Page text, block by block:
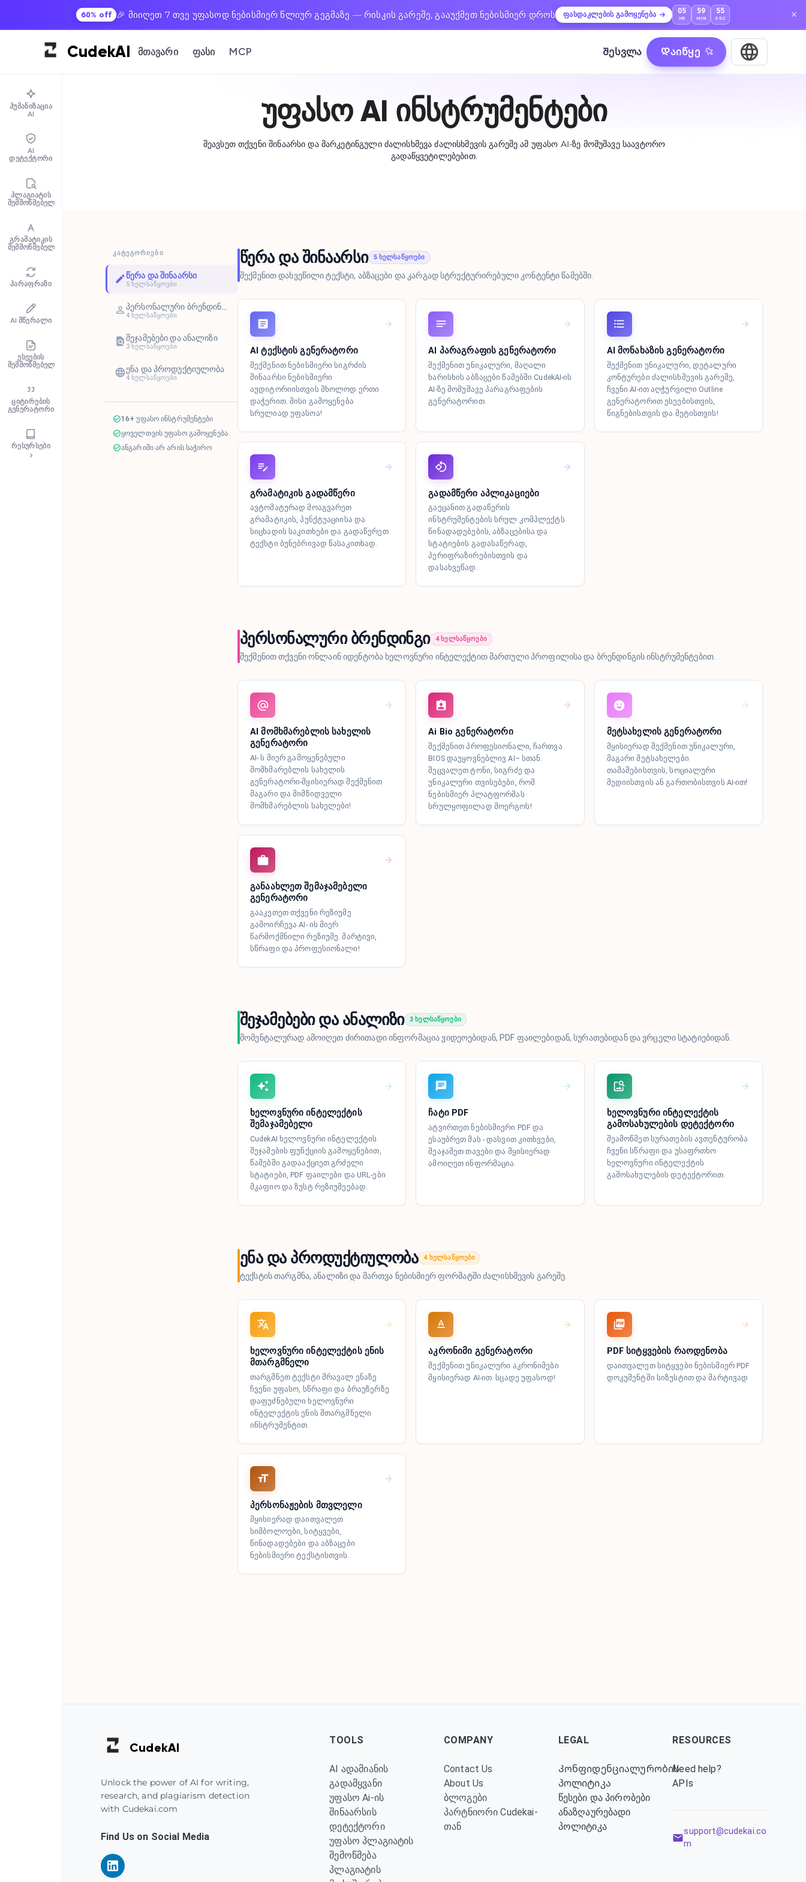
60% off 🎉 მიიღეთ 7 თვე უფასოდ ნებისმიერ წლიურ გეგმაზე — რისკის გარეშე, გააუქმეთ ნებისმიერ დროს ფასდაკლების გამოყენება 05
HR
59
MIN
54
SEC
CudekAI მთავარი ფასი MCP Შესვლა Დაიწყე
ჰუმანიზაცია
AI
AI
დეტექტორი
პლაგიატის
შემმოწმებელი
გრამატიკის
შემმოწმებელი
პარაფრაზი
AI მწერალი
ესეების
შემმოწმებელი
ციტირების
გენერატორი
რესურსები
უფასო AI ინსტრუმენტები
შეავსეთ თქვენი შინაარსი და მარკეტინგული ძალისხმევა ძალისხმევის გარეშე ამ უფასო AI-ზე მომუშავე საავტორო
გადაწყვეტილებებით.
ᲙᲐᲢᲔᲒᲝᲠᲘᲔᲑᲘ
წერა და შინაარსი
5 ხელსაწყოები
4 ხელსაწყოები
შეჯამებები და ანალიზი
3 ხელსაწყოები
ენა და პროდუქტიულობა
4 ხელსაწყოები
16+ უფასო ინსტრუმენტები
ყოველთვის უფასო გამოყენება
ანგარიში არ არის საჭირო
წერა და შინაარსი 5 ხელსაწყოები
შექმენით დახვეწილი ტექსტი, აბზაცები და კარგად სტრუქტურირებული კონტენტი წამებში.
AI ტექსტის გენერატორი
შექმენით ნებისმიერი სიგრძის
შინაარსი ნებისმიერი
აუდიტორიისთვის მხოლოდ ერთი
დაჭერით. მისი გამოყენება
სრულიად უფასოა!
AI პარაგრაფის გენერატორი
შექმენით უნიკალური, მაღალი
ხარისხის აბზაცები წამებში CudekAI-ის
AI-ზე მომუშავე პარაგრაფების
გენერატორით.
AI მონახაზის გენერატორი
შექმენით უნიკალური, დეტალური
კონტურები ძალისხმევის გარეშე,
ჩვენი AI-ით აღჭურვილი Outline
გენერატორით ესეებისთვის,
წიგნებისთვის და მეტისთვის!
გრამატიკის გადამწერი
ავტომატურად მოაგვარეთ
გრამატიკის, პუნქტუაციისა და
სიცხადის საკითხები და გადაწერეთ
ტექსტი ბუნებრივად წასაკითხად.
გადამწერი აპლიკაციები
გაეცანით გადაწერის
ინსტრუმენტების სრულ კომპლექტს
წინადადებების, აბზაცებისა და
სტატიების გადასაწერად,
პერიფრაზირებისთვის და
დასახვეწად.
პერსონალური ბრენდინგი 4 ხელსაწყოები
შექმენით თქვენი ონლაინ იდენტობა ხელოვნური ინტელექტით მართული პროფილისა და ბრენდინგის ინსტრუმენტებით.
AI მომხმარებლის სახელის
გენერატორი
AI- ს მიერ გამოყენებული
მომხმარებლის სახელის
გენერატორი-მყისიერად შექმენით
მაგარი და მიმზიდველი
მომხმარებლის სახელები!
Ai Bio გენერატორი
შექმენით პროფესიონალი, ჩართვა
BIOS დაუყოვნებლივ AI– სთან.
შეცვალეთ ტონი, სიგრძე და
უნიკალური თვისებები, რომ
ნებისმიერ პლატფორმას
სრულყოფილად მოერგოს!
მეტსახელის გენერატორი
მყისიერად შექმენით უნიკალური,
მაგარი მეტსახელები
თამაშებისთვის, სოციალური
მედიისთვის ან გართობისთვის AI-ით!
განაახლეთ შემაჯამებელი
გენერატორი
გააკეთეთ თქვენი რეზიუმე
გამოირჩევა AI- ის მიერ
წარმოქმნილი რეზიუმე. მარტივი,
სწრაფი და პროფესიონალი!
შეჯამებები და ანალიზი 3 ხელსაწყოები
მომენტალურად ამოიღეთ ძირითადი ინფორმაცია ვიდეოებიდან, PDF ფაილებიდან, სურათებიდან და ვრცელი სტატიებიდან.
ხელოვნური ინტელექტის
შემაჯამებელი
CudekAI ხელოვნური ინტელექტის
შეჯამების ფუნქციის გამოყენებით,
წამებში გადააქციეთ გრძელი
სტატიები, PDF ფაილები და URL-ები
მკაფიო და ზუსტ რეზიუმეებად.
ჩატი PDF
ატვირთეთ ნებისმიერი PDF და
ესაუბრეთ მას - დასვით კითხვები,
შეაჯამეთ თავები და მყისიერად
ამოიღეთ ინფორმაცია.
ხელოვნური ინტელექტის
გამოსახულების დეტექტორი
შეამოწმეთ სურათების ავთენტურობა
ჩვენი სწრაფი და უსაფრთხო
ხელოვნური ინტელექტის
გამოსახულების დეტექტორით.
ენა და პროდუქტიულობა 4 ხელსაწყოები
ტექსტის თარგმნა, ანალიზი და მართვა ნებისმიერ ფორმატში ძალისხმევის გარეშე.
ხელოვნური ინტელექტის ენის
მთარგმნელი
თარგმნეთ ტექსტი მრავალ ენაზე
ჩვენი უფასო, სწრაფი და ბრაუზერზე
დაფუძნებული ხელოვნური
ინტელექტის ენის მთარგმნელი
ინსტრუმენტით.
აკრონიმი გენერატორი
შექმენით უნიკალური აკრონიმები
მყისიერად AI-ით. სცადე უფასოდ!
PDF სიტყვების რაოდენობა
დაითვალეთ სიტყვები ნებისმიერ PDF
დოკუმენტში სიზუსტით და მარტივად
პერსონაჟების მთვლელი
მყისიერად დაითვალეთ
სიმბოლოები, სიტყვები,
წინადადებები და აბზაცები
ნებისმიერი ტექსტისთვის.
CudekAI
Unlock the power of AI for writing,
research, and plagiarism detection
with Cudekai.com
Find Us on Social Media
TOOLS
AI ადამიანის
გადამყვანი
უფასო Ai-ის
შინაარსის
დეტექტორი
უფასო პლაგიატის
შემოწმება
პლაგიატის
COMPANY
Contact Us
About Us
ბლოგები
პარტნიორი Cudekai-
თან
LEGAL
Კონფიდენციალურობის
პოლიტიკა
წესები და პირობები
ანაზღაურებადი
პოლიტიკა
RESOURCES
Need help?
APIs
support@cudekai.co
m